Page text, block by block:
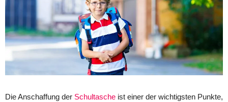
Die Anschaffung der Schultasche ist einer der wichtigsten Punkte,